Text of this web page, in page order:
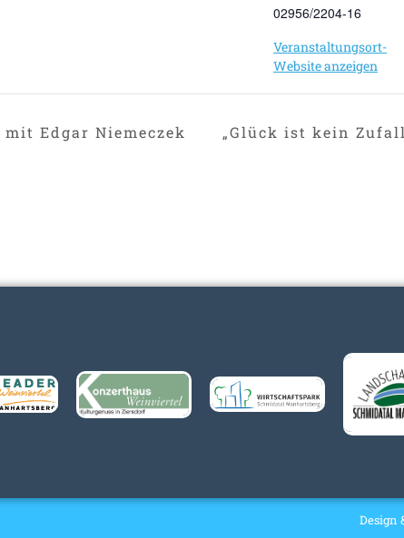
02956/2204-16
Veranstaltungsort-
Website anzeigen
Edgar Niemeczek „Glück ist kein
Design